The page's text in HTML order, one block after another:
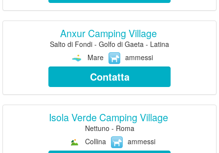
Anxur Camping Village
Salto di Fondi - Golfo di Gaeta - Latina
Mare
ammessi
Contatta
Isola Verde Camping Village
Nettuno - Roma
Collina
ammessi